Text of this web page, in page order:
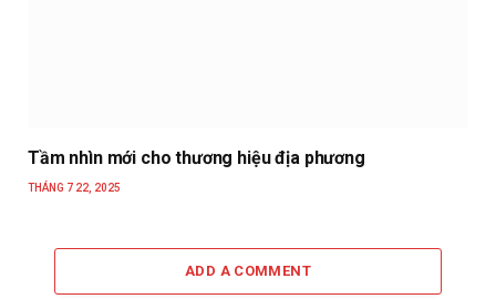
Tầm nhìn mới cho thương hiệu địa phương
THÁNG 7 22, 2025
ADD A COMMENT